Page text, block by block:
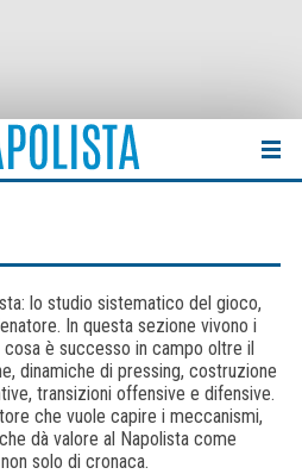
lo studio sistematico del gioco,
In questa sezione vivono i
è successo in campo oltre il
dinamiche di pressing, costruzione
transizioni offensive e difensive.
che vuole capire i meccanismi,
dà valore al Napolista come
solo di cronaca.